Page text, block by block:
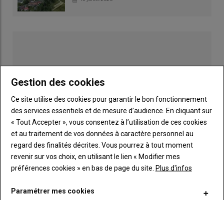
Publicité
LES PLUS LUS
Gestion des cookies
Ce site utilise des cookies pour garantir le bon fonctionnement
des services essentiels et de mesure d’audience. En cliquant sur
« Tout Accepter », vous consentez à l’utilisation de ces cookies
et au traitement de vos données à caractère personnel au
regard des finalités décrites. Vous pourrez à tout moment
revenir sur vos choix, en utilisant le lien « Modifier mes
préférences cookies » en bas de page du site. Plus d'infos
Paramétrer mes cookies